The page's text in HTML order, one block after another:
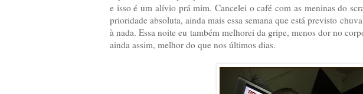
e isso é um alívio prá mim. Cancelei o café com as meninas do
prioridade absoluta, ainda mais essa semana que está previsto
à nada. Essa noite eu também melhorei da gripe, menos dor no
ainda assim, melhor do que nos últimos dias.